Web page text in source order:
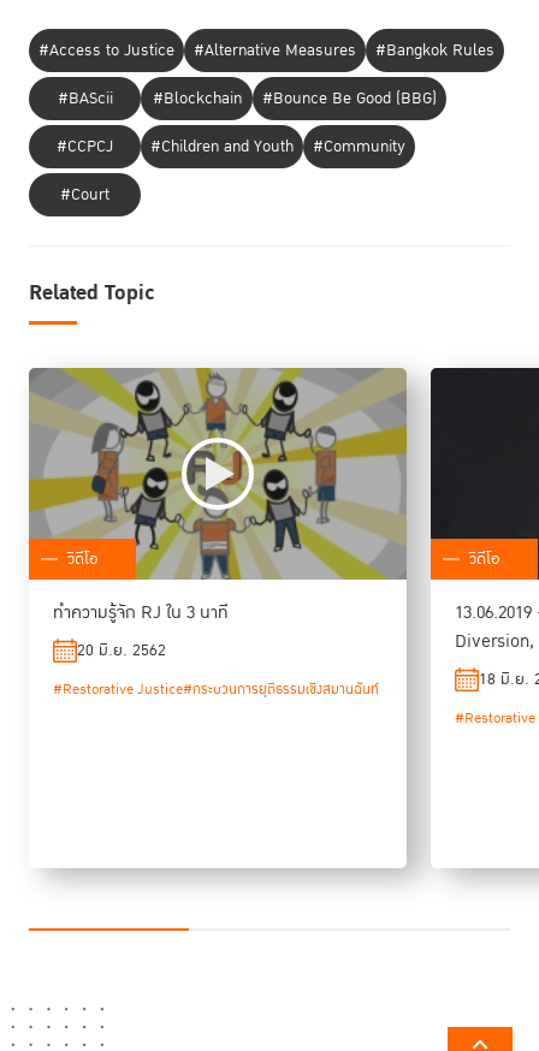
#Access to Justice #Alternative Measures
#Bangkok Rules
#BAScii
#Blockchain
#Bounce Be Good (BBG)
#CCPCJ
#Children and Youth
#Community
#Court
Related Topic
วิดีโอ
ทำความรู้จัก RJ ใน 3 นาที
20 มิ.ย. 2562
#Restorative Justice#กระบวนการยุติธรรมเชิงสมานฉันท์
วิดีโอ
18 มิ.ย.